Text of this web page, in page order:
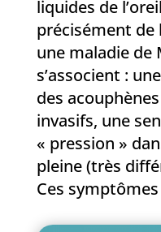
liquides de
précisément
une maladie de
s’associent :
des
invasifs, une
« pression »
pleine (très
Ces